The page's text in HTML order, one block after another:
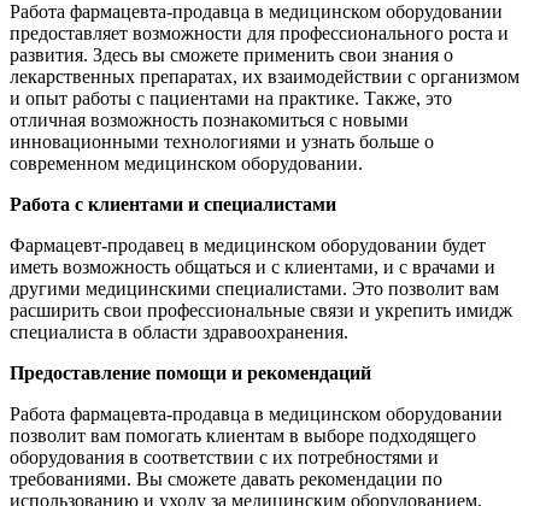
Работа фармацевта-продавца в медицинском оборудовании
предоставляет возможности для профессионального роста и
развития. Здесь вы сможете применить свои знания о
лекарственных препаратах, их взаимодействии с организмом
и опыт работы с пациентами на практике. Также, это
отличная возможность познакомиться с новыми
инновационными технологиями и узнать больше о
современном медицинском оборудовании.
Работа с клиентами и специалистами
Фармацевт-продавец в медицинском оборудовании будет
иметь возможность общаться и с клиентами, и с врачами и
другими медицинскими специалистами. Это позволит вам
расширить свои профессиональные связи и укрепить имидж
специалиста в области здравоохранения.
Предоставление помощи и рекомендаций
Работа фармацевта-продавца в медицинском оборудовании
позволит вам помогать клиентам в выборе подходящего
оборудования в соответствии с их потребностями и
требованиями. Вы сможете давать рекомендации по
использованию и уходу за медицинским оборудованием,